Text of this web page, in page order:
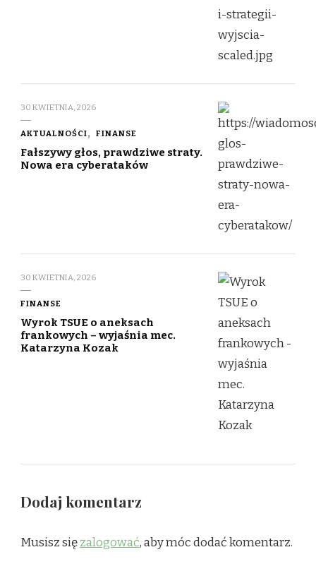
30 KWIETNIA, 2026
AKTUALNOŚCI FINANSE
Fałszywy głos, prawdziwe straty.
Nowa era cyberataków
30 KWIETNIA, 2026
FINANSE
Wyrok TSUE o aneksach
frankowych – wyjaśnia mec.
Katarzyna Kozak
Dodaj komentarz
Musisz sięzalogować, aby móc dodać komentarz.